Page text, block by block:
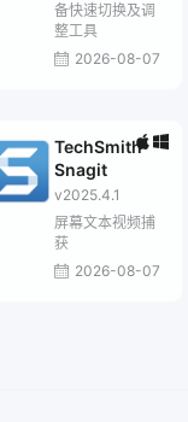
备快速切换及调
整工具
2026-08-07
TechSmith
Snagit
v2025.4.1
屏幕文本视频捕
获
2026-08-07